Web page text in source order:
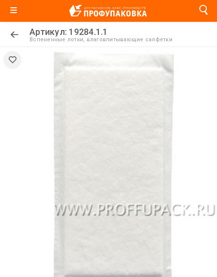
Артикул: 19284.1.1
Вспененные лотки, влаговпитывающие салфетки